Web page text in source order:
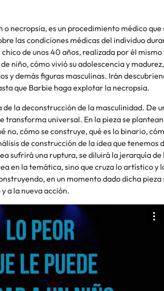
necropsia, es un procedimiento médico que
las condiciones médicas del individuo
de unos 40 años, realizada por él
niño, cómo vivió su adolescencia y
y demás figuras masculinas. Irán
que Barbie haga explotar la necropsia.
de la deconstrucción de la masculinidad. De
transforma universal. En la pieza se
no, cómo se construye, qué es lo binario,
de construcción de la idea que tenemos
sufrirá una ruptura, se diluirá la jerarquía
en la temática, sino que cruza lo artístico y
en un momento dado dicha
a la nueva acción.